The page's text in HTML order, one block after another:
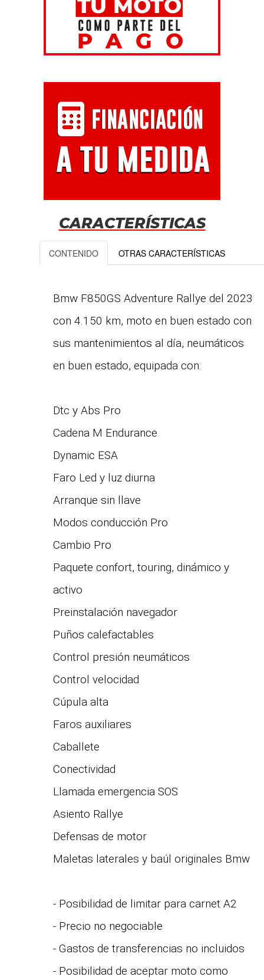
CARACTERÍSTICAS
CONTENIDO OTRAS CARACTERÍSTICAS
Bmw F850GS Adventure Rallye del 2023
con 4.150 km, moto en buen estado con
sus mantenimientos al día, neumáticos
en buen estado, equipada con:
Dtc y Abs Pro
Cadena M Endurance
Dynamic ESA
Faro Led y luz diurna
Arranque sin llave
Modos conducción Pro
Cambio Pro
Paquete confort, touring, dinámico y
activo
Preinstalación navegador
Puños calefactables
Control presión neumáticos
Control velocidad
Cúpula alta
Faros auxiliares
Caballete
Conectividad
Llamada emergencia SOS
Asiento Rallye
Defensas de motor
Maletas laterales y baúl originales Bmw
- Posibilidad de limitar para carnet A2
- Precio no negociable
- Gastos de transferencias no incluidos
- Posibilidad de aceptar moto como